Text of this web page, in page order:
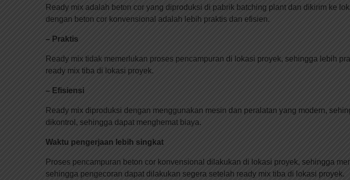
Ready mix adalah beton cor yang diproduksi di pabrik batching plant dan dikirim ke
dengan beton cor konvensional adalah lebih praktis dan efisien.
– Praktis
Ready mix tidak memerlukan proses pencampuran di lokasi proyek, sehingga lebih
ready mix tiba di lokasi proyek.
– Efisiensi
Ready mix diproduksi dengan menggunakan mesin dan peralatan yang modern,
dikontrol, sehingga dapat menghemat biaya.
Waktu pengerjaan lebih singkat
Proses pencampuran beton cor konvensional dilakukan di lokasi proyek, sehingga
sehingga pengecoran dapat dilakukan segera setelah ready mix tiba di lokasi proyek.